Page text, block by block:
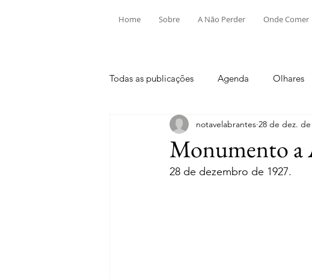
Home Sobre A Não Perder Onde Comer
Todas as publicações Agenda Olhares
Aldeia do Mato e Souto Alvega e
Mouriscas Pego Rio de Moinhos
Monumento a
notavelabrantes 28 de dez. de
28 de dezembro de 1927.